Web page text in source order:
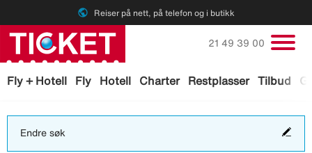
public Reiser på nett, på telefon og i butikk
Fly + Hotell Fly Hotell Charter Restplasser Tilbud
Ring oss på
21 49 39 00
Endre søk